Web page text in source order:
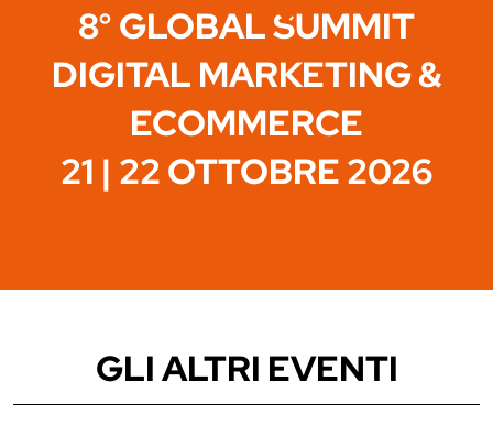
8° GLOBAL SUMMIT
DIGITAL MARKETING &
ECOMMERCE
21 | 22 OTTOBRE 2026
GLI ALTRI EVENTI